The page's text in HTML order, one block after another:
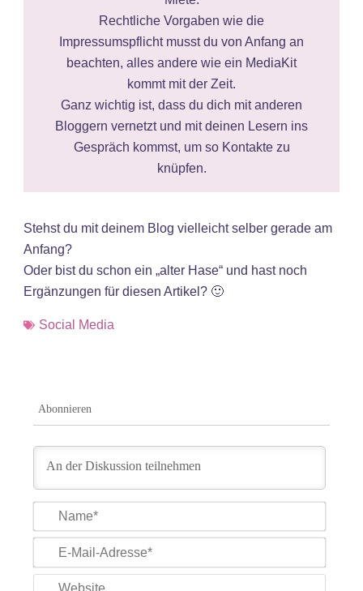
Rechtliche Vorgaben wie die
Impressumspflicht musst du von Anfang an
beachten, alles andere wie ein MediaKit
kommt mit der Zeit.
Ganz wichtig ist, dass du dich mit anderen
Bloggern vernetzt und mit deinen Lesern ins
Gespräch kommst, um so Kontakte zu
knüpfen.
Stehst du mit deinem Blog vielleicht selber gerade am
Anfang?
Oder bist du schon ein „alter Hase“ und hast noch
Ergänzungen für diesen Artikel? 🙂
Social Media
Abonnieren
Name*
E-